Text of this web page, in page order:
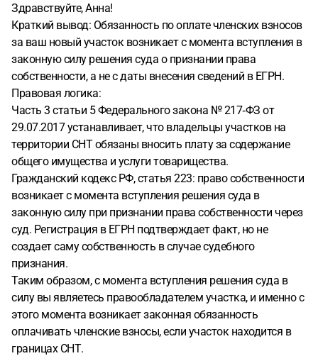
Здравствуйте, Анна!
Краткий вывод: Обязанность по оплате членских взносов
за ваш новый участок возникает с момента вступления в
законную силу решения суда о признании права
собственности, а не с даты внесения сведений в ЕГРН.
Правовая логика:
Часть 3 статьи 5 Федерального закона № 217‑ФЗ от
29.07.2017 устанавливает, что владельцы участков на
территории СНТ обязаны вносить плату за содержание
общего имущества и услуги товарищества.
Гражданский кодекс РФ, статья 223: право собственности
возникает с момента вступления решения суда в
законную силу при признании права собственности через
суд. Регистрация в ЕГРН подтверждает факт, но не
создает саму собственность в случае судебного
признания.
Таким образом, с момента вступления решения суда в
силу вы являетесь правообладателем участка, и именно с
этого момента возникает законная обязанность
оплачивать членские взносы, если участок находится в
границах СНТ.